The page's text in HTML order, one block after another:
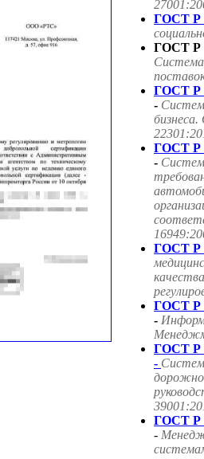
ГОСТ Р
ГОСТ Р
ГОСТ Р
-
ГОСТ Р
-
ГОСТ Р
ГОСТ Р
-
ГОСТ Р
-
ГОСТ Р
-